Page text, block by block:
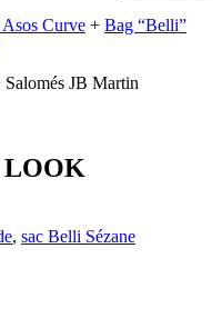
Asos Curve + Bag “Belli”
Salomés JB Martin
LOOK
, sac Belli Sézane